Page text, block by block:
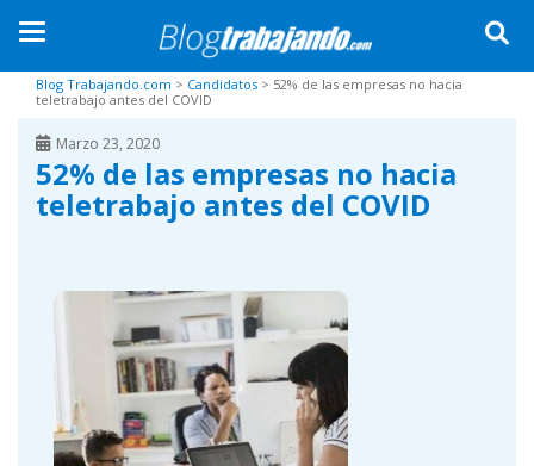
Skip to main content
TOGGLE NAVIGATION
Blog Trabajando.com > Candidatos > 52% de las empresas no hacia
teletrabajo antes del COVID
Marzo 23, 2020
52% de las empresas no hacia
teletrabajo antes del COVID